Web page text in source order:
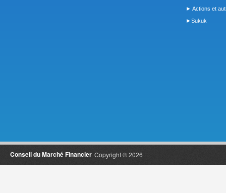
► Actions et
►Sukuk
Copyright © 2026
Conseil du Marché Financier